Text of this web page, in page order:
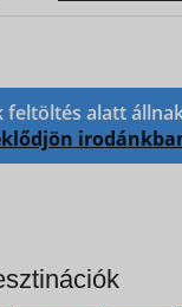
feltöltés alatt